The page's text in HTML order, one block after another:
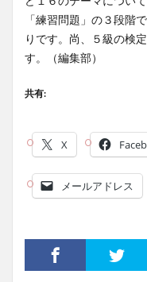
「練習問題」の３段階
りです。尚、５級の検
す。（編集部）
共有:
X
メールアドレス